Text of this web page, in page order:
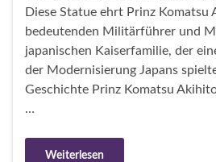
Diese Statue ehrt Prinz Komatsu
bedeutenden Militärführer und
japanischen Kaiserfamilie, der
der Modernisierung Japans
Geschichte Prinz Komatsu
…
Weiterlesen